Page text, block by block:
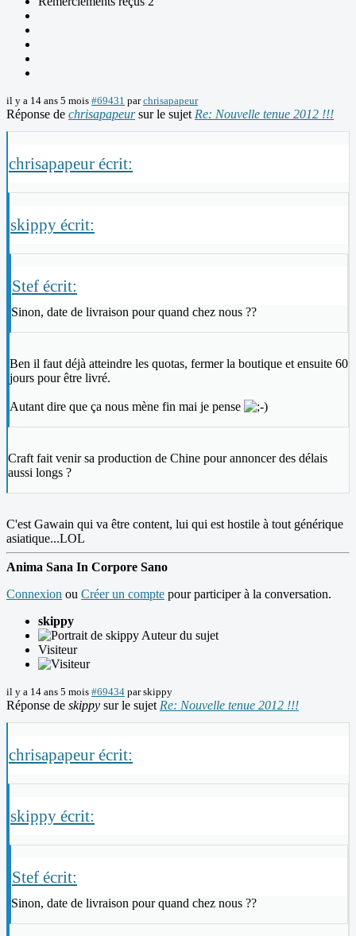
il y a 14 ans 5 mois #69431 parchrisapapeur
Réponse de chrisapapeursur le sujet Re: Nouvelle tenue 2012 !!!
chrisapapeur écrit:
skippy écrit:
Stef écrit:
Sinon, date de livraison pour quand chez nous ??
Ben il faut déjà atteindre les quotas, fermer la boutique et ensuite 60
jours pour être livré.
Autant dire que ça nous mène fin mai je pense
Craft fait venir sa production de Chine pour annoncer des délais
aussi longs ?
C'est Gawain qui va être content, lui qui est hostile à tout générique
asiatique...LOL
Anima Sana In Corpore Sano
Connexion ou Créer un compte pour participer à la conversation.
skippy
Auteur du sujet
Visiteur
il y a 14 ans 5 mois #69434 parskippy
Réponse de skippy sur le sujet Re: Nouvelle tenue 2012 !!!
chrisapapeur écrit:
skippy écrit:
Stef écrit:
Sinon, date de livraison pour quand chez nous ??